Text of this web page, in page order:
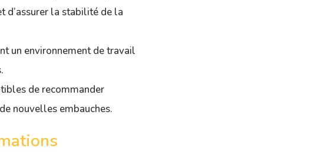
d’assurer la stabilité de la
un environnement de travail
de recommander
nouvelles embauches.